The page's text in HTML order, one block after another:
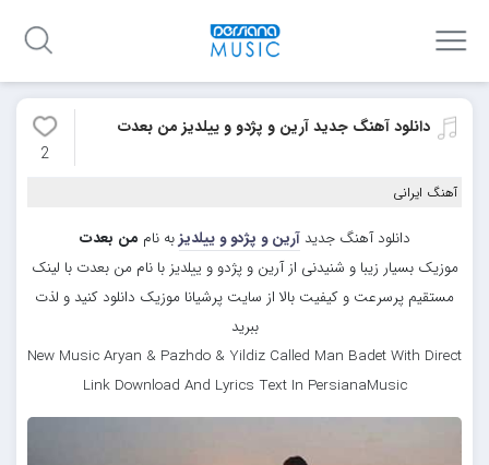
دانلود آهنگ جدید آرین و پژدو و ییلدیز من بعدت
2
آهنگ ایرانی
دانلود آهنگ جدیدآرین و پژدو و ییلدیزبه نام من بعدت
موزیک بسیار زیبا و شنیدنی از آرین و پژدو و ییلدیز با نام من بعدت با لینک
مستقیم پرسرعت و کیفیت بالا از سایت پرشیانا موزیک دانلود کنید و لذت
ببرید
New Music Aryan & Pazhdo & Yildiz Called Man Badet With Direct
Link Download And Lyrics Text In PersianaMusic